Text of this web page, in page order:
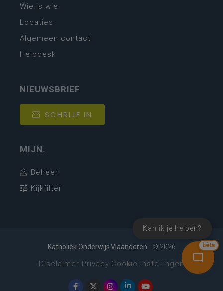
bèta
Kan ik je helpen?
Wie is wie
Locaties
Algemeen contact
Helpdesk
NIEUWSBRIEF
SCHRIJF IN
MIJN.
Beheer
Kijkfilter
Katholiek Onderwijs Vlaanderen - © 2026
Disclaimer Privacy Cookie-instellingen